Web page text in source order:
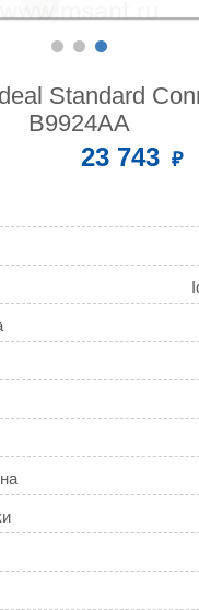
Standard
B9924AA
23 743